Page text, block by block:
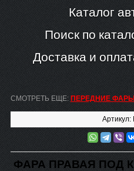
Каталог
Поиск по
Доставка и
СМОТРЕТЬ ЕЩЕ: ПЕРЕДНИЕ ФАРЫ
Артикул:
ФАРА ПРАВАЯ ПОД